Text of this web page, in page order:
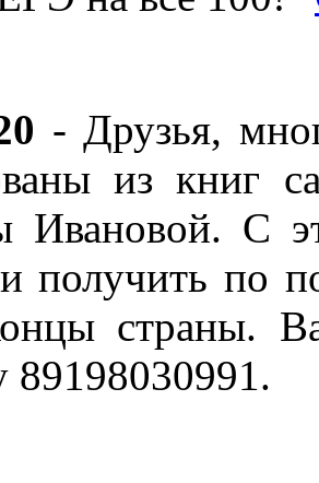
- Друзья,
из книг
Ивановой. С
и получить по
страны.
89198030991.